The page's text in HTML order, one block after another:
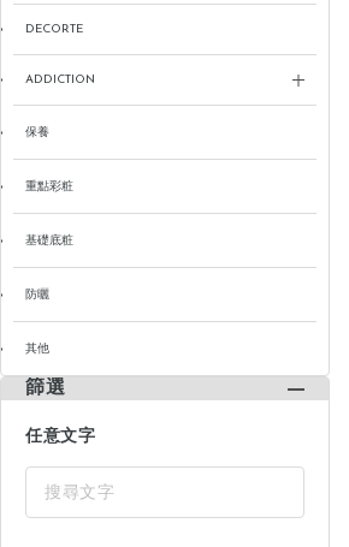
DECORTE
ADDICTION
保養
重點彩粧
基礎底粧
防曬
其他
篩選
任意文字